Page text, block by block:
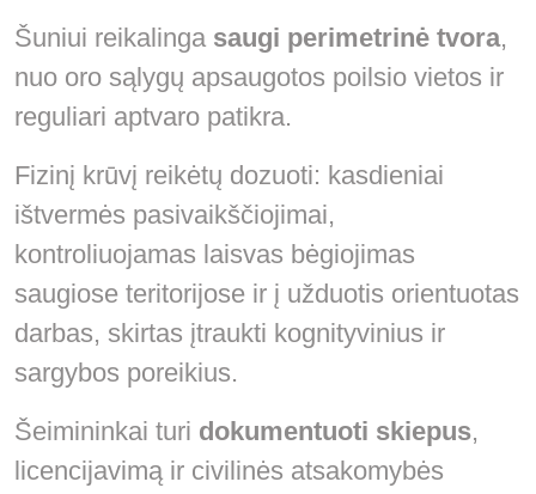
Šuniui reikalinga saugi perimetrinė tvora,
nuo oro sąlygų apsaugotos poilsio vietos ir
reguliari aptvaro patikra.
Fizinį krūvį reikėtų dozuoti: kasdieniai
ištvermės pasivaikščiojimai,
kontroliuojamas laisvas bėgiojimas
saugiose teritorijose ir į užduotis orientuotas
darbas, skirtas įtraukti kognityvinius ir
sargybos poreikius.
Šeimininkai turi dokumentuoti skiepus,
licencijavimą ir civilinės atsakomybės